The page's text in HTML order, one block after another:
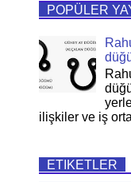
POPÜLER
ilişkiler ve iş
ETIKETLER